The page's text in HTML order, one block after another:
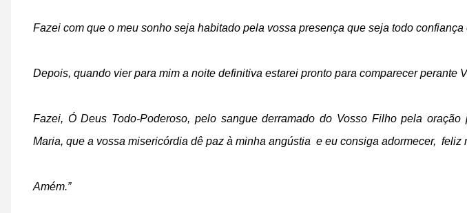
Fazei com que o meu sonho seja habitado pela vossa presença que seja todo confiança
Depois, quando vier para mim a noite definitiva estarei pronto para comparecer perante
Fazei, Ó Deus Todo-Poderoso, pelo sangue derramado do Vosso Filho pela oração
Maria, que a vossa misericórdia dê paz à minha angústia e eu consiga adormecer, feliz
Amém.”